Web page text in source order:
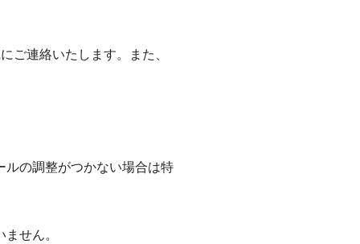
ご連絡いたします。また、
の調整がつかない場合は特
せん。